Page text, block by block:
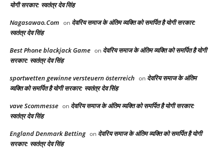
योगी सरकार: स्वतंत्र देव सिंह
Nagasawao.Com on देवरिय समाज के अंतिम व्यक्ति को समर्पित है योगी सरकार:
स्वतंत्र देव सिंह
Best Phone blackjack Game on देवरिय समाज के अंतिम व्यक्ति को समर्पित है योगी
सरकार: स्वतंत्र देव सिंह
sportwetten gewinne versteuern österreich on देवरिय समाज के अंतिम
व्यक्ति को समर्पित है योगी सरकार: स्वतंत्र देव सिंह
vave Scommesse on देवरिय समाज के अंतिम व्यक्ति को समर्पित है योगी सरकार:
स्वतंत्र देव सिंह
England Denmark Betting on देवरिय समाज के अंतिम व्यक्ति को समर्पित है योगी
सरकार: स्वतंत्र देव सिंह